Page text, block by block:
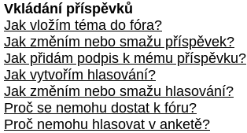
Vkládání příspěvků
Jak vložím téma do fóra?
Jak změním nebo smažu příspěvek?
Jak přidám podpis k mému příspěvku?
Jak vytvořím hlasování?
Jak změním nebo smažu hlasování?
Proč se nemohu dostat k fóru?
Proč nemohu hlasovat v anketě?